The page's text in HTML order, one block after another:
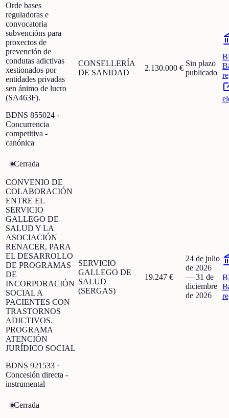
Orde bases
reguladoras e
convocatoria
subvencións para
proxectos de
prevención de
condutas adictivas
xestionados por
entidades privadas
sen ánimo de lucro
(SA463F).
BDNS 855024 ·
Concurrencia
competitiva -
canónica
CONSELLERÍA
DE SANIDAD
2.130.000 €
Sin plazo
publicado
Cerrada
CONVENIO DE
COLABORACIÓN
ENTRE EL
SERVICIO
GALLEGO DE
SALUD Y LA
ASOCIACIÓN
RENACER, PARA
EL DESARROLLO
DE PROGRAMAS
DE
INCORPORACIÓN
SOCIAL A
PACIENTES CON
TRASTORNOS
ADICTIVOS.
PROGRAMA
ATENCIÓN
JURÍDICO SOCIAL
BDNS 921533 ·
Concesión directa -
instrumental
SERVICIO
GALLEGO DE
SALUD
(SERGAS)
19.247 €
24 de julio
de 2026
— 31 de
diciembre
de 2026
Cerrada